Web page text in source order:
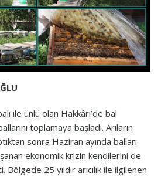
ile ünlü olan Hakkâri’de bal
toplamaya başladı. Arıların
sonra Haziran ayında balları
ekonomik krizin kendilerini de
25 yıldır arıcılık ile ilgilenen